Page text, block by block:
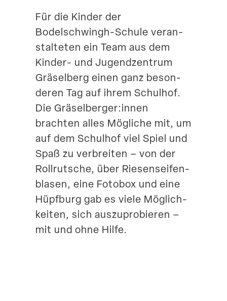
Suche
Für die Kinder der
Bodelschwingh-Schule veran­
stal­teten ein Team aus dem
Kinder- und Jugend­zentrum
Gräselberg einen ganz beson­
deren Tag auf ihrem Schulhof.
Die Gräselberger:innen
brachten alles Mögliche mit, um
auf dem Schulhof viel Spiel und
Spaß zu verbreiten – von der
Rollrutsche, über Riesen­sei­fen­
blasen, eine Fotobox und eine
Hüpfburg gab es viele Möglich­
keiten, sich auszu­pro­bieren –
mit und ohne Hilfe.